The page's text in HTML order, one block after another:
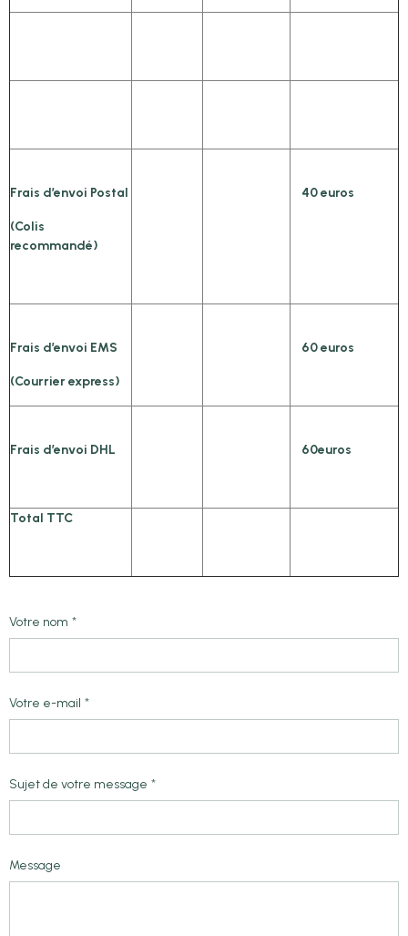
Frais d’envoi Postal
(Colis
recommandé)
40 euros
Frais d’envoi EMS
(Courrier express)
60 euros
Frais d’envoi DHL 60euros
Total TTC
Votre nom
Votre e-mail
Sujet de votre message
Message